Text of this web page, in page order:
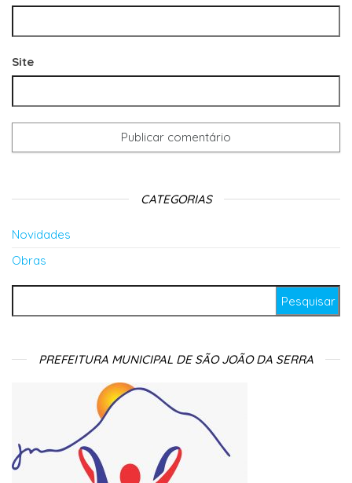
Site
CATEGORIAS
Novidades
Obras
PREFEITURA MUNICIPAL DE SÃO JOÃO DA SERRA